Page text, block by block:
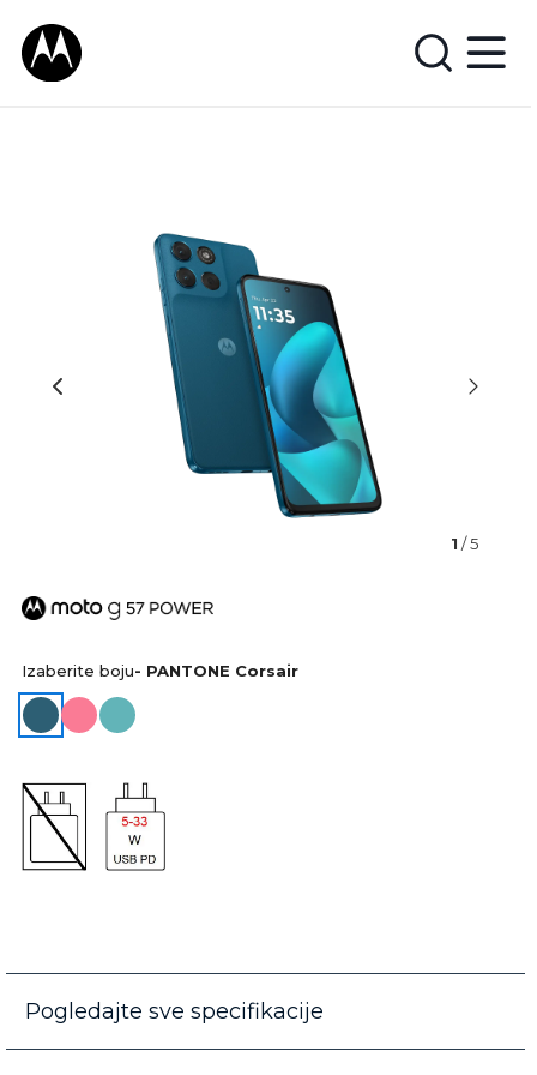
1 / 5
Izaberite boju- PANTONE Corsair
Pogledajte sve specifikacije